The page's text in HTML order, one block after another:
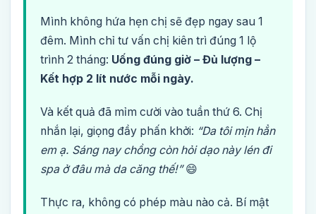
Mình không hứa hẹn chị sẽ đẹp ngay sau 1
đêm. Mình chỉ tư vấn chị kiên trì đúng 1 lộ
trình 2 tháng: Uống đúng giờ – Đủ lượng –
Kết hợp 2 lít nước mỗi ngày.
Và kết quả đã mỉm cười vào tuần thứ 6. Chị
nhắn lại, giọng đầy phấn khởi: “Da tôi mịn hẳn
em ạ. Sáng nay chồng còn hỏi dạo này lén đi
spa ở đâu mà da căng thế!”😄
Thực ra, không có phép màu nào cả. Bí mật